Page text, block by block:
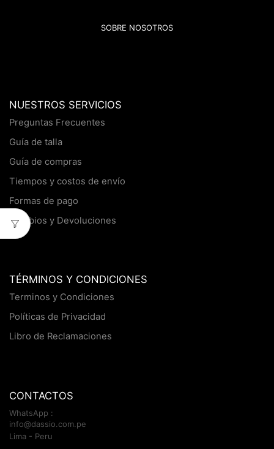
SOBRE NOSOTROS
NUESTROS SERVICIOS
Preguntas Frecuentes
Guía de talla
Guía de compras
Tiempos y costos de envío
Formas de pago
Cambios y Devoluciones
TÉRMINOS Y CONDICIONES
Terminos y Condiciones
Políticas de Privacidad
Libro de Reclamaciones
CONTACTOS
WhatsApp :
info@dassio.com.pe
Lima - Peru